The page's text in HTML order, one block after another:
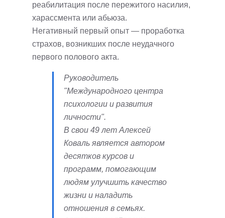
реабилитация после пережитого насилия,
харассмента или абьюза.
Негативный первый опыт — проработка
страхов, возникших после неудачного
первого полового акта.
Руководитель
"Международного центра
психологии и развития
личности".
В свои 49 лет Алексей
Коваль является автором
десятков курсов и
программ, помогающим
людям улучшить качество
жизни и наладить
отношения в семьях.